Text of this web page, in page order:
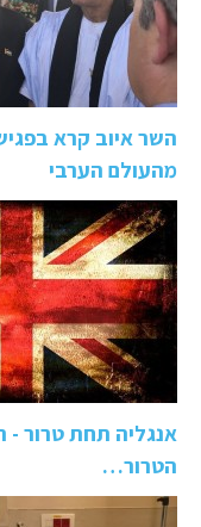
השר איוב קרא
מהעולם הערבי
אנגליה תחת טרור -
הטרור…